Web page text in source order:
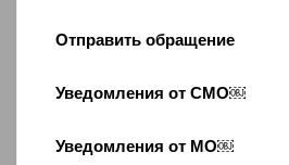
Отправить обращение
Уведомления от СМО￼
Уведомления от МО￼